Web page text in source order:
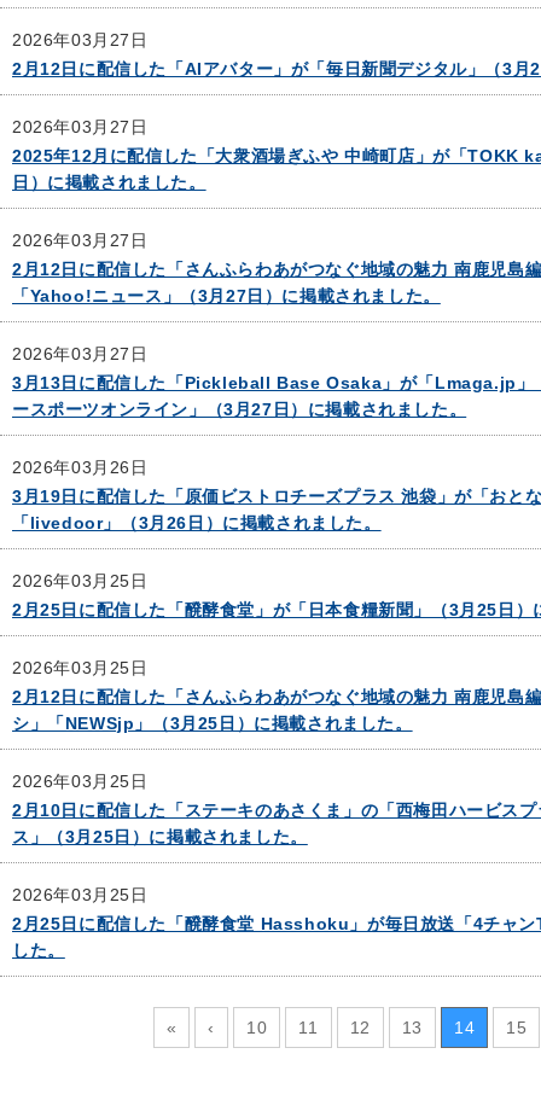
2026年03月27日
2月12日に配信した「AIアバター」が「毎日新聞デジタル」（3月
2026年03月27日
2025年12月に配信した「大衆酒場ぎふや 中崎町店」が「TOKK
日）に掲載されました。
2026年03月27日
2月12日に配信した「さんふらわあがつなぐ地域の魅⼒ 南⿅児島
「Yahoo!ニュース」（3月27日）に掲載されました。
2026年03月27日
3月13日に配信した「Pickleball Base Osaka」が「Lmaga.jp」
ースポーツオンライン」（3月27日）に掲載されました。
2026年03月26日
3月19日に配信した「原価ビストロチーズプラス 池袋」が「おと
「livedoor」（3月26日）に掲載されました。
2026年03月25日
2月25日に配信した「醗酵食堂」が「日本食糧新聞」（3月25日）
2026年03月25日
2月12日に配信した「さんふらわあがつなぐ地域の魅⼒ 南⿅児島
シ」「NEWSjp」（3月25日）に掲載されました。
2026年03月25日
2月10日に配信した「ステーキのあさくま」の「西梅田ハービス
ス」（3月25日）に掲載されました。
2026年03月25日
2月25日に配信した「醗酵食堂 Hasshoku」が毎日放送「4チャ
した。
« ‹ 10 11 12 13 14 15